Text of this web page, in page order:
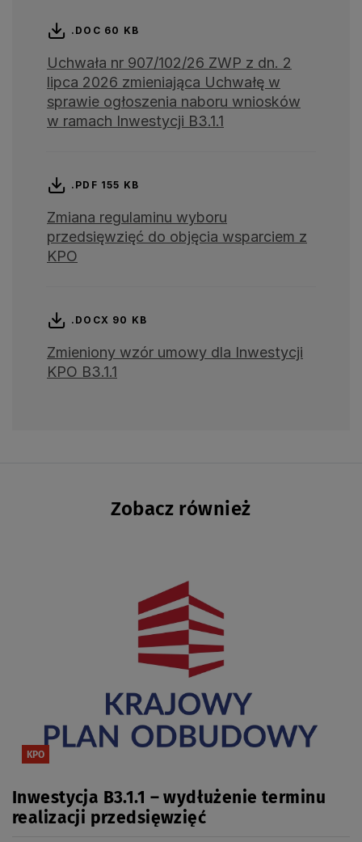
.DOC 60 KB
Uchwała nr 907/102/26 ZWP z dn. 2
lipca 2026 zmieniająca Uchwałę w
sprawie ogłoszenia naboru wniosków
w ramach Inwestycji B3.1.1
.PDF 155 KB
Zmiana regulaminu wyboru
przedsięwzięć do objęcia wsparciem z
KPO
.DOCX 90 KB
Zmieniony wzór umowy dla Inwestycji
KPO B3.1.1
Zobacz również
KPO
Inwestycja B3.1.1 – wydłużenie terminu
realizacji przedsięwzięć